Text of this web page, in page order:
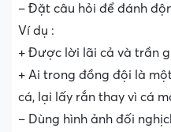
– Đặt câu hỏi để đánh
Ví dụ :
+ Được lời lãi cả và trần
+ Ai trong đồng đội là
cá, lại lấy rắn thay vì cá mà
– Dùng hình ảnh đối